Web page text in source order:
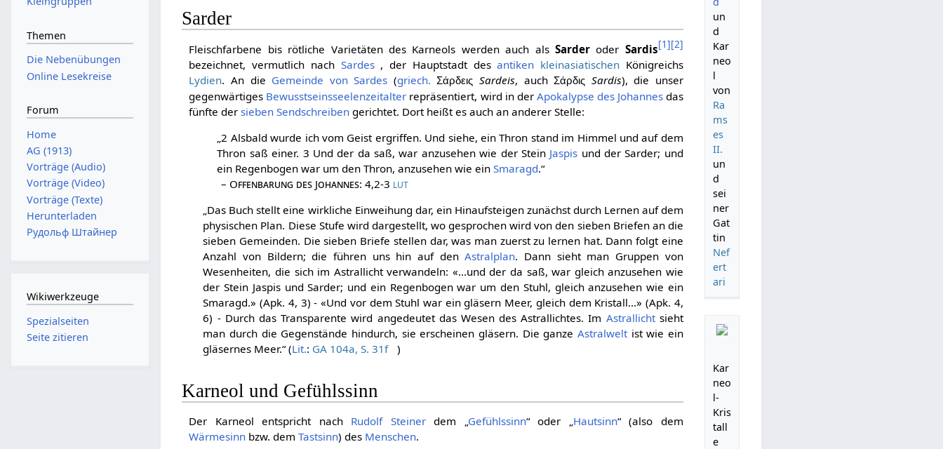
un
d
Kar
neo
l
von
Ra
ms
es
II.
un
d
sei
ner
Gat
tin
Nef
ert
ari
Kar
neo
l-
Kris
tall
e
Sarder
Fleischfarbene bis rötliche Varietäten des Karneols werden auch alsSarder oder Sardis[1][2]
bezeichnet, vermutlich nach Sardes, der Hauptstadt desantiken kleinasiatischen Königreichs
Lydien. An die Gemeinde von Sardes (griech. Σάρδεις Sardeis, auch Σάρδις Sardis), die unser
gegenwärtiges Bewusstseinsseelenzeitalter repräsentiert, wird in der Apokalypse des Johannesdas
fünfte dersieben Sendschreiben gerichtet. Dort heißt es auch an anderer Stelle:
„2 Alsbald wurde ich vom Geist ergriffen. Und siehe, ein Thron stand im Himmel und auf dem
Thron saß einer. 3 Und der da saß, war anzusehen wie der Stein Jaspis und der Sarder; und
ein Regenbogen war um den Thron, anzusehen wie einSmaragd.“
– Offenbarung des Johannes: 4,2-3 LUT
„Das Buch stellt eine wirkliche Einweihung dar, ein Hinaufsteigen zunächst durch Lernen auf dem
physischen Plan. Diese Stufe wird dargestellt, wo gesprochen wird von den sieben Briefen an die
sieben Gemeinden. Die sieben Briefe stellen dar, was man zuerst zu lernen hat. Dann folgt eine
Anzahl von Bildern; die führen uns hin auf denAstralplan. Dann sieht man Gruppen von
Wesenheiten, die sich im Astrallicht verwandeln: «...und der da saß, war gleich anzusehen wie
der Stein Jaspis und Sarder; und ein Regenbogen war um den Stuhl, gleich anzusehen wie ein
Smaragd.» (Apk. 4, 3) - «Und vor dem Stuhl war ein gläsern Meer, gleich dem Kristall...» (Apk. 4,
6) - Durch das Transparente wird angedeutet das Wesen des Astrallichtes. Im Astrallichtsieht
man durch die Gegenstände hindurch, sie erscheinen gläsern. Die ganze Astralweltist wie ein
gläsernes Meer.“ (Lit.: GA 104a, S. 31f )
Karneol und Gefühlssinn
Der Karneol entspricht nach Rudolf Steinerdem „Gefühlssinn“ oder „Hautsinn“ (also dem
Wärmesinn bzw. demTastsinn) des Menschen.
Themen
Die Nebenübungen
Online Lesekreise
Forum
Home
AG (1913)
Vorträge (Audio)
Vorträge (Video)
Vorträge (Texte)
Herunterladen
Рудольф Штайнер
Wikiwerkzeuge
Spezialseiten
Seite zitieren